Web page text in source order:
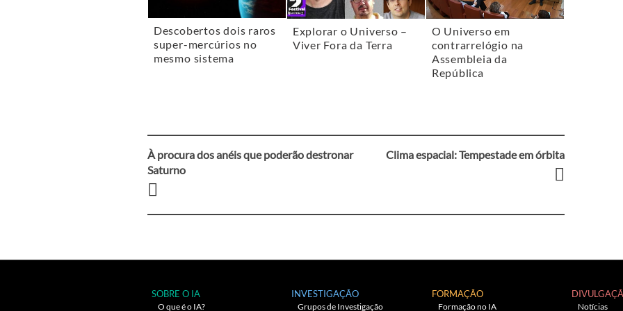
Descobertos dois raros
super-mercúrios no
mesmo sistema
Explorar o Universo –
Viver Fora da Terra
O Universo em
contrarrelógio na
Assembleia da
República
Navegação
entre
artigos
À procura dos anéis que poderão destronar
Saturno
Clima espacial: Tempestade em órbita
SOBRE O IA
O que é o IA?
INVESTIGAÇÃO
Grupos de Investigação
FORMAÇÃO
Formação no IA Notícias